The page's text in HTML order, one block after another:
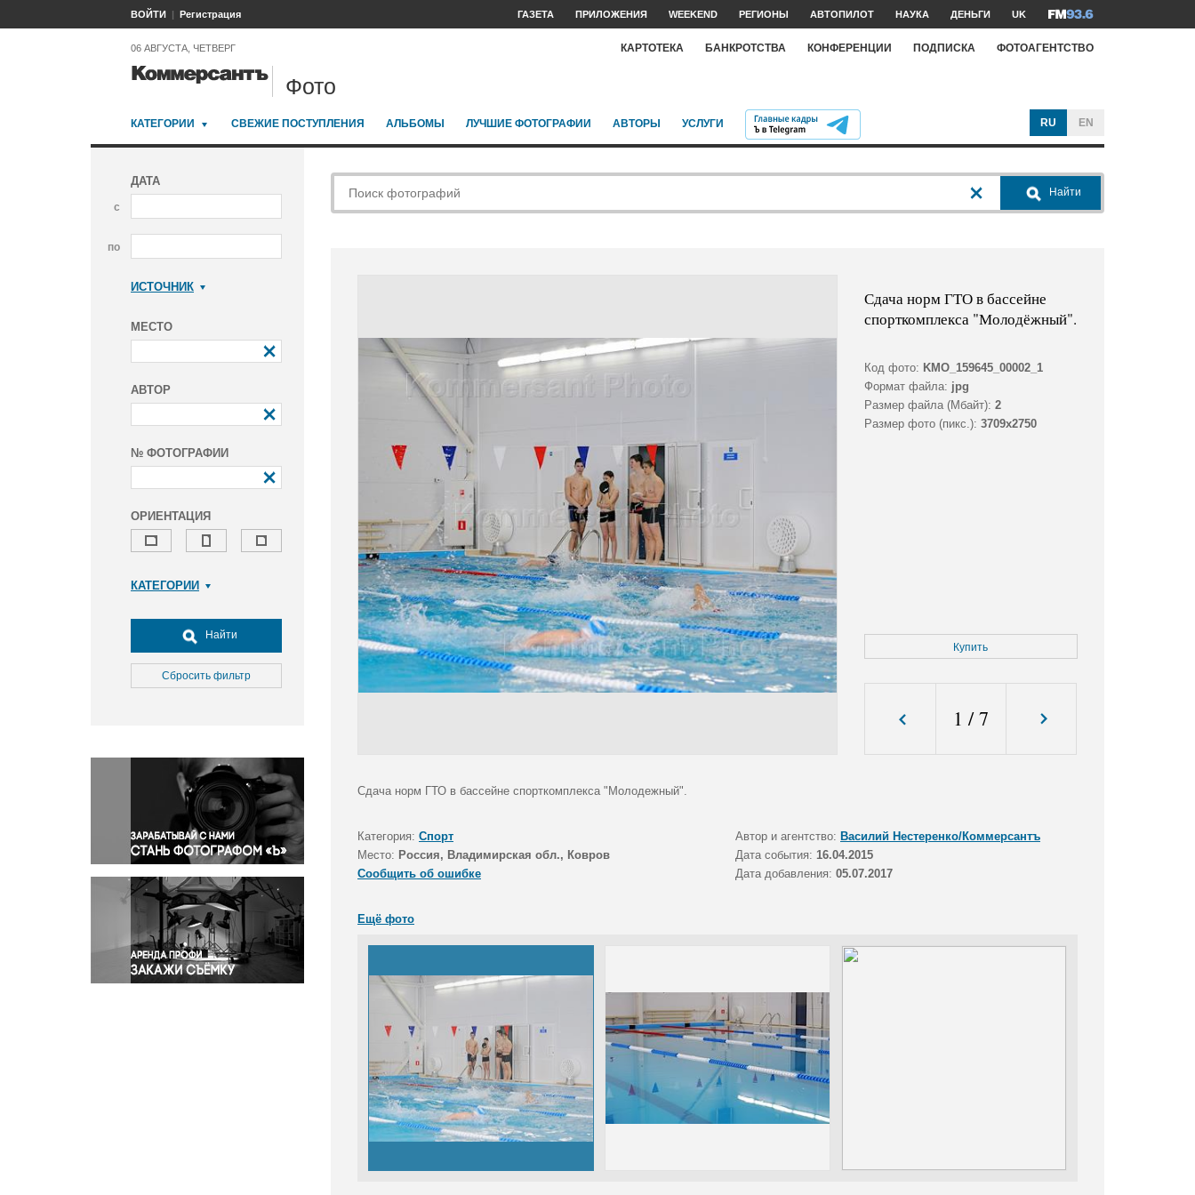
ВОЙТИ Регистрация ГАЗЕТА ПРИЛОЖЕНИЯ WEEKEND РЕГИОНЫ АВТОПИЛОТ НАУКА ДЕНЬГИ UK
06 АВГУСТА, ЧЕТВЕРГ КАРТОТЕКА БАНКРОТСТВА КОНФЕРЕНЦИИ ПОДПИСКА ФОТОАГЕНТСТВО
Фото
КАТЕГОРИИ СВЕЖИЕ ПОСТУПЛЕНИЯ АЛЬБОМЫ ЛУЧШИЕ ФОТОГРАФИИ АВТОРЫ УСЛУГИ RU EN
ДАТА
с
по
ИСТОЧНИК
МЕСТО
АВТОР
№ ФОТОГРАФИИ
ОРИЕНТАЦИЯ
КАТЕГОРИИ
Досуг, туризм и отдых
Культура
Медицина
Окружающая среда
Политика
Правосудие
Происшествия и конфликты
Религия
Светская жизнь
Спорт
Экология
Экономика и бизнес
Найти
Сбросить фильтр
Найти
Сдача норм ГТО в бассейне
спорткомплекса "Молодёжный".
Код фото: KMO_159645_00002_1
Формат файла: jpg
Размер файла (Мбайт): 2
Размер фото (пикс.): 3709x2750
Купить
1 /7
Сдача норм ГТО в бассейне спорткомплекса "Молодежный".
Категория: Спорт Автор и агентство: Василий Нестеренко/Коммерсантъ
Место: Россия, Владимирская обл., Ковров Дата события: 16.04.2015
Сообщить об ошибке
Дата добавления: 05.07.2017
Ещё фото